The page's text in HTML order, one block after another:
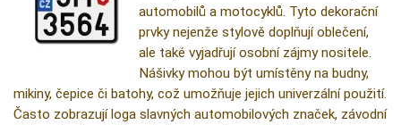
automobilů a motocyklů. Tyto dekorační
prvky nejenže stylově doplňují oblečení,
ale také vyjadřují osobní zájmy nositele.
Nášivky mohou být umístěny na budny,
mikiny, čepice či batohy, což umožňuje jejich univerzální použití.
Často zobrazují loga slavných automobilových značek, závodní